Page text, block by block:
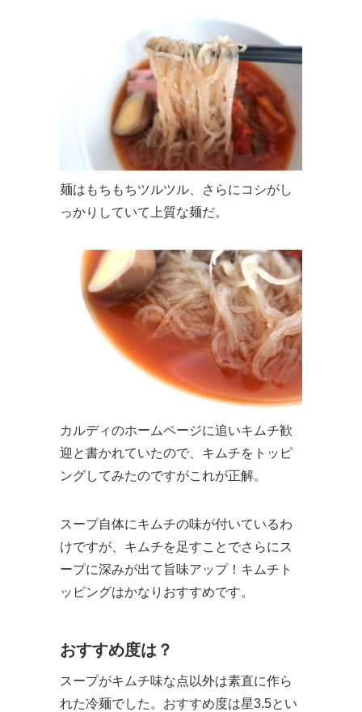
麺はもちもちツルツル、さらにコシがし
っかりしていて上質な麺だ。
カルディのホームページに追いキムチ歓
迎と書かれていたので、キムチをトッピ
ングしてみたのですがこれが正解。
スープ自体にキムチの味が付いているわ
けですが、キムチを足すことでさらにス
ープに深みが出て旨味アップ！キムチト
ッピングはかなりおすすめです。
おすすめ度は？
スープがキムチ味な点以外は素直に作ら
れた冷麺でした。おすすめ度は星3.5とい